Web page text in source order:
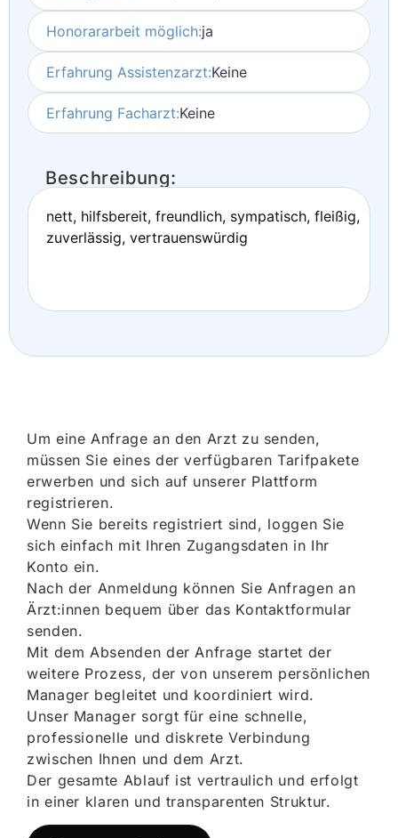
Honorararbeit möglich:ja
Erfahrung Assistenzarzt:Keine
Erfahrung Facharzt:Keine
Beschreibung:
nett, hilfsbereit, freundlich, sympatisch, fleißig,
zuverlässig, vertrauenswürdig
Um eine Anfrage an den Arzt zu senden,
müssen Sie eines der verfügbaren Tarifpakete
erwerben und sich auf unserer Plattform
registrieren.
Wenn Sie bereits registriert sind, loggen Sie
sich einfach mit Ihren Zugangsdaten in Ihr
Konto ein.
Nach der Anmeldung können Sie Anfragen an
Ärzt:innen bequem über das Kontaktformular
senden.
Mit dem Absenden der Anfrage startet der
weitere Prozess, der von unserem persönlichen
Manager begleitet und koordiniert wird.
Unser Manager sorgt für eine schnelle,
professionelle und diskrete Verbindung
zwischen Ihnen und dem Arzt.
Der gesamte Ablauf ist vertraulich und erfolgt
in einer klaren und transparenten Struktur.